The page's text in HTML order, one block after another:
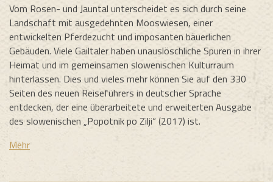
Vom Rosen- und Jauntal unterscheidet es sich durch seine
Landschaft mit ausgedehnten Mooswiesen, einer
entwickelten Pferdezucht und imposanten bäuerlichen
Gebäuden. Viele Gailtaler haben unauslöschliche Spuren in ihrer
Heimat und im gemeinsamen slowenischen Kulturraum
hinterlassen. Dies und vieles mehr können Sie auf den 330
Seiten des neuen Reiseführers in deutscher Sprache
entdecken, der eine überarbeitete und erweiterten Ausgabe
des slowenischen „Popotnik po Zilji“ (2017) ist.
Mehr